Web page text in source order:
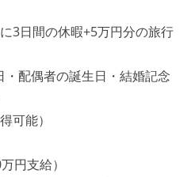
3日間の休暇+5万円分の旅行
配偶者の誕生日・結婚記念
可能）
円支給）